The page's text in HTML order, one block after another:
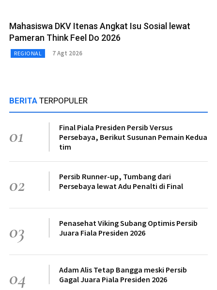
Mahasiswa DKV Itenas Angkat Isu Sosial lewat
Pameran Think Feel Do 2026
REGIONAL 7 Agt 2026
BERITA TERPOPULER
01
Final Piala Presiden Persib Versus
Persebaya, Berikut Susunan Pemain Kedua
tim
02
Persib Runner-up, Tumbang dari
Persebaya lewat Adu Penalti di Final
03
Penasehat Viking Subang Optimis Persib
Juara Fiala Presiden 2026
04
Adam Alis Tetap Bangga meski Persib
Gagal Juara Piala Presiden 2026